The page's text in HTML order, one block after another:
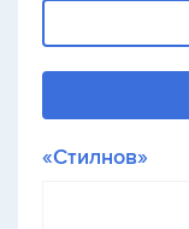
«Стилнов»